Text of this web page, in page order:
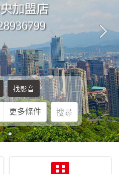
加盟店
找影音
更多條件 搜尋